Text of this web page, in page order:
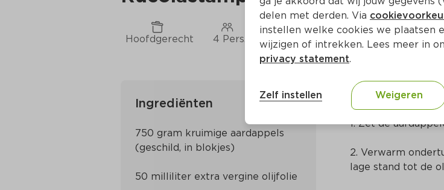
Hoofdgerecht 4 Pers. Ca. 30 Min Grieks
Ingrediënten
750 gram kruimige aardappels
1. Zet de
2. Verwarm
lage stand tot de
delen met derden. Via
instellen welke cookies we plaatsen
wijzigen of intrekken. Lees meer in
privacy statement.
Zelf instellen Weigeren